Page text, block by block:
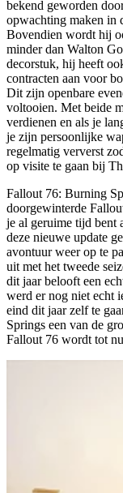
bekend geworden
opwachting maken in
Bovendien wordt hij
minder dan Walton
decorstuk, hij heeft
contracten aan voor
Dit zijn openbare
voltooien. Met beide
verdienen en als je
je zijn persoonlijke
regelmatig ververst
op visite te gaan bij
Fallout 76: Burning
doorgewinterde
je al geruime tijd bent
deze nieuwe update
avontuur weer op te
uit met het tweede
dit jaar belooft een
werd er nog niet echt
eind dit jaar zelf te
Springs een van de
Fallout 76 wordt tot